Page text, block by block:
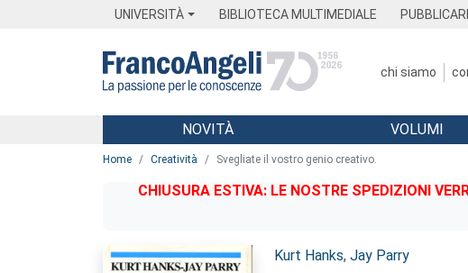
UNIVERSITÀ BIBLIOTECA MULTIMEDIALE
chi siamo
Menu
NOVITÀ VOLUMI
Home Creatività Svegliate il vostro genio creativo.
CHIUSURA ESTIVA: LE NOSTRE SPEDIZIONI
Autori:
Kurt Hanks, Jay Parry